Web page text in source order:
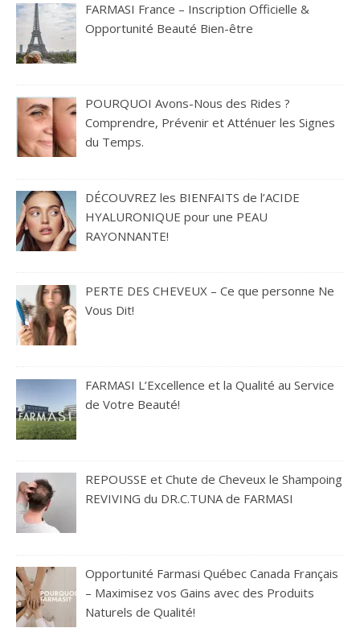
FARMASI France – Inscription Officielle &
Opportunité Beauté Bien-être
POURQUOI Avons-Nous des Rides ?
Comprendre, Prévenir et Atténuer les Signes
du Temps.
DÉCOUVREZ les BIENFAITS de l’ACIDE
HYALURONIQUE pour une PEAU
RAYONNANTE!
PERTE DES CHEVEUX – Ce que personne Ne
Vous Dit!
FARMASI L’Excellence et la Qualité au Service
de Votre Beauté!
REPOUSSE et Chute de Cheveux le Shampoing
REVIVING du DR.C.TUNA de FARMASI
Opportunité Farmasi Québec Canada Français
– Maximisez vos Gains avec des Produits
Naturels de Qualité!